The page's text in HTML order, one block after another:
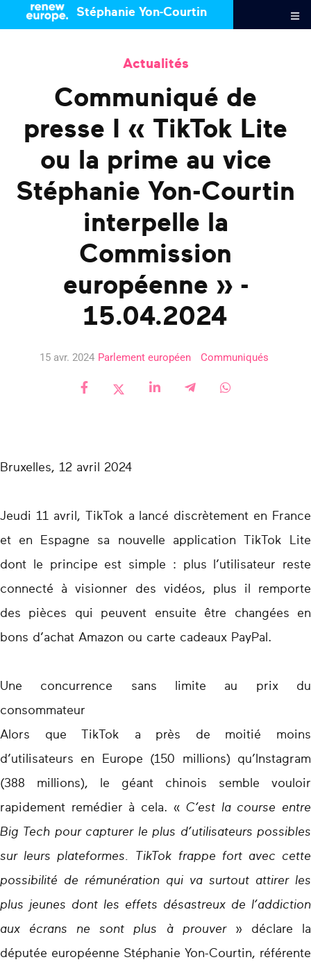
Stéphanie Yon-Courtin
Actualités
Communiqué de
presse I « TikTok Lite
ou la prime au vice
Stéphanie Yon-Courtin
interpelle la
Commission
européenne » -
15.04.2024
15 avr. 2024 Parlement européen Communiqués
Bruxelles, 12 avril 2024
Jeudi 11 avril, TikTok a lancé discrètement en France
et en Espagne sa nouvelle application TikTok Lite
dont le principe est simple : plus l’utilisateur reste
connecté à visionner des vidéos, plus il remporte
des pièces qui peuvent ensuite être changées en
bons d’achat Amazon ou carte cadeaux PayPal.
Une concurrence sans limite au prix du
consommateur
Alors que TikTok a près de moitié moins
d’utilisateurs en Europe (150 millions) qu’Instagram
(388 millions), le géant chinois semble vouloir
rapidement remédier à cela. «C’est la course entre
Big Tech pour capturer le plus d’utilisateurs possibles
sur leurs plateformes. TikTok frappe fort avec cette
possibilité de rémunération qui va surtout attirer les
plus jeunes dont les effets désastreux de l’addiction
aux écrans ne sont plus à prouver» déclare la
députée européenne Stéphanie Yon-Courtin, référente